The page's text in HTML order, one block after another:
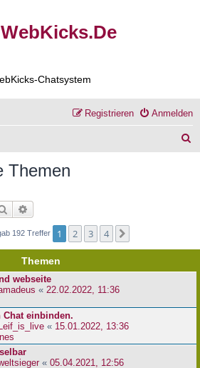
Chatsystem
Anmelden
Registrieren
Themen
Suche
192 Treffer 1 2 3 4
Themen
webseite
« 22.02.2022, 11:36
Chat einbinden.
Leif_is_live « 15.01.2022, 13:36
« 05.04.2021, 12:56